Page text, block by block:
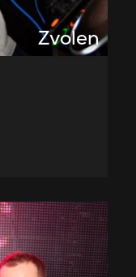
Zvolen